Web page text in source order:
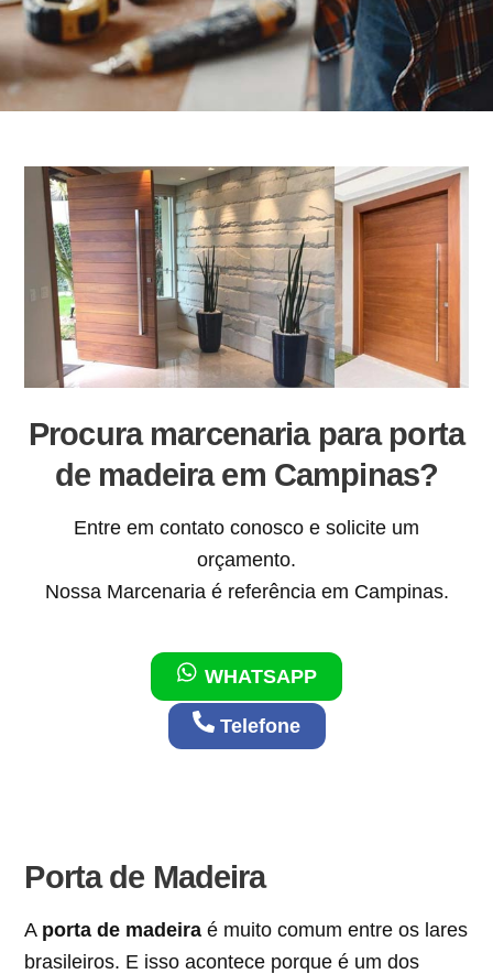
Procura marcenaria para porta
de madeira em Campinas?
Entre em contato conosco e solicite um
orçamento.
Nossa Marcenaria é referência em Campinas.
WHATSAPP
Telefone
Porta de Madeira
A porta de madeira é muito comum entre os lares
brasileiros. E isso acontece porque é um dos